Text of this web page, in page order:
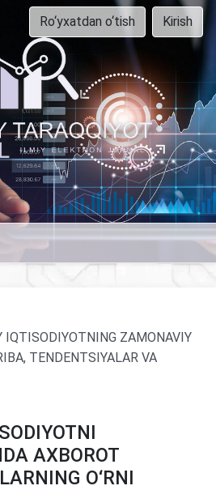
Ro‘yxatdan o‘tish Kirish
IQTISODIYOTNING ZAMONAVIY
TENDENTSIYALAR VA
AXBOROT
O‘RNI